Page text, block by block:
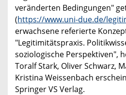
veränderten Bedingungen"
(https://www.uni-due.de/
erwachsene referierte
"Legitimitätspraxis.
soziologische Perspektiven",
Toralf Stark, Oliver Schwarz,
Kristina Weissenbach
Springer VS Verlag.